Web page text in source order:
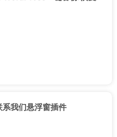
我们悬浮窗插件